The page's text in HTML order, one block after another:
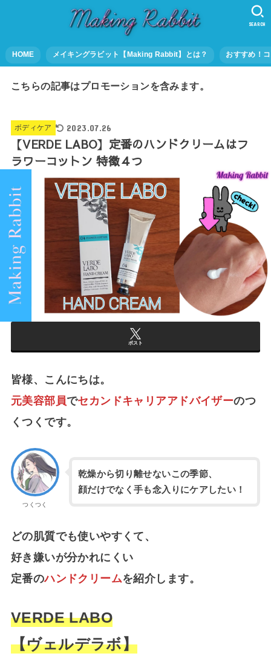
HOME メイキングラビット【Making Rabbit】とは？ おすすめ！
SEARCH
こちらの記事はプロモーションを含みます。
ボディケア 2023.07.26
【VERDE LABO】定番のハンドクリームはフ
ラワーコットン 特徴４つ
ポスト
皆様、こんにちは。
元美容部員でセカンドキャリアアドバイザーのつ
くつくです。
つくつく
乾燥から切り離せないこの季節、
顔だけでなく手も念入りにケアしたい！
どの肌質でも使いやすくて、
好き嫌いが分かれにくい
定番のハンドクリームを紹介します。
VERDE LABO
【ヴェルデラボ】